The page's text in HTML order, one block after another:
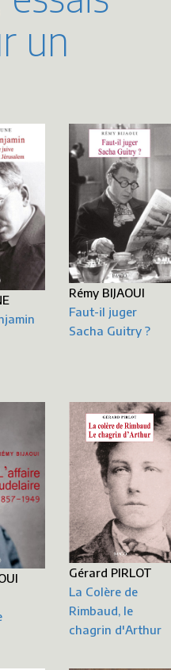
un
Rémy BIJAOUI
Faut-il juger
Sacha Guitry ?
Gérard PIRLOT
La Colère de
Rimbaud, le
chagrin d'Arthur